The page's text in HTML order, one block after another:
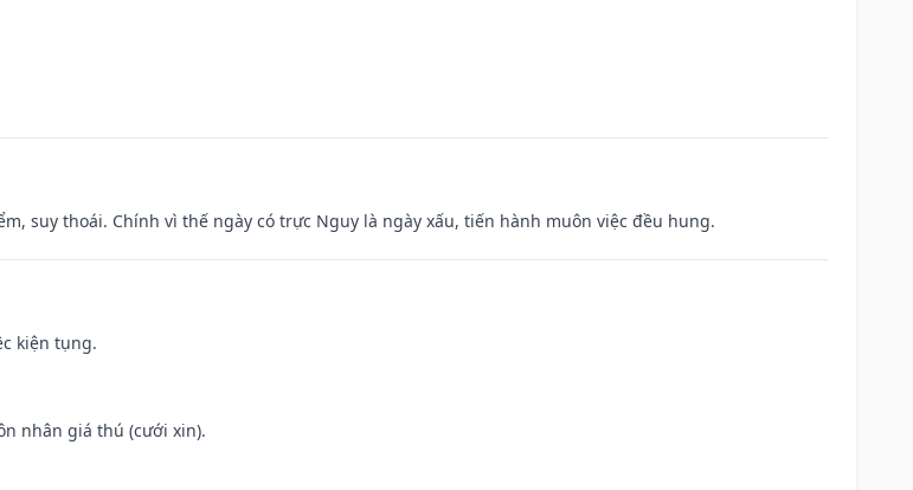
suy thoái. Chính vì thế ngày có trực Nguy là ngày xấu, tiến hành muôn việc đều hung.
kiện tụng.
nhân giá thú (cưới xin).